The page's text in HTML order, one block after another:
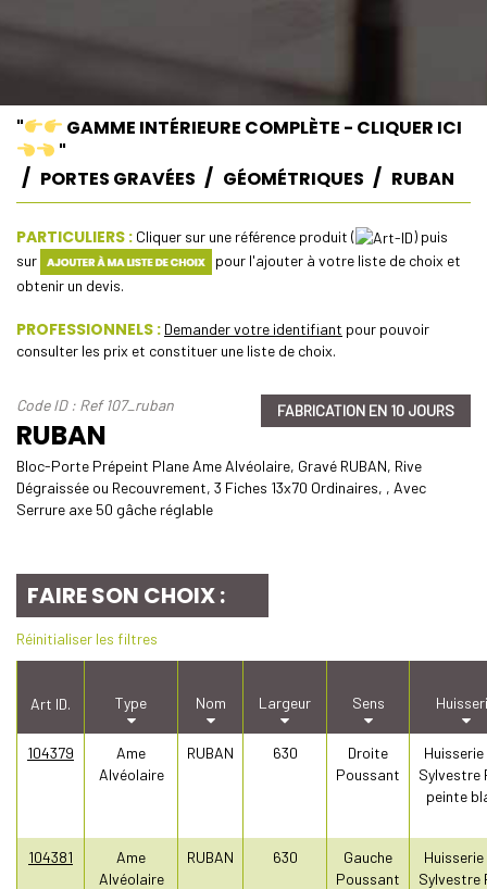
"
GAMME INTÉRIEURE COMPLÈTE - CLIQUER ICI
"
PORTES GRAVÉES
GÉOMÉTRIQUES RUBAN
PARTICULIERS : Cliquer sur une référence produit (
) puis
sur
pour l'ajouter à votre liste de choix et
obtenir un devis.
PROFESSIONNELS : Demander votre identifiant pour pouvoir
consulter les prix et constituer une liste de choix.
Code ID : Ref 107_ruban
RUBAN
FABRICATION EN 10 JOURS
Bloc-Porte Prépeint Plane Ame Alvéolaire, Gravé RUBAN, Rive
Dégraissée ou Recouvrement, 3 Fiches 13x70 Ordinaires, , Avec
Serrure axe 50 gâche réglable
FAIRE SON CHOIX :
Réinitialiser les filtres
Art ID. Type Nom Largeur Sens
104379
Ame
Alvéolaire
RUBAN 630
Droite
Poussant
Huisserie
Sylvestre
peinte
104381
Ame
Alvéolaire
RUBAN 630
Gauche
Poussant
Huisserie
Sylvestre